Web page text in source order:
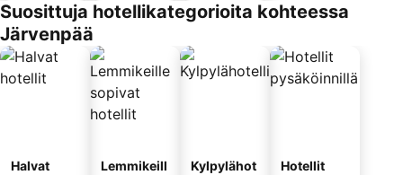
Suosittuja hotellikategorioita kohteessa
Järvenpää
Halvat
Lemmikeill
Kylpylähot
Hotellit